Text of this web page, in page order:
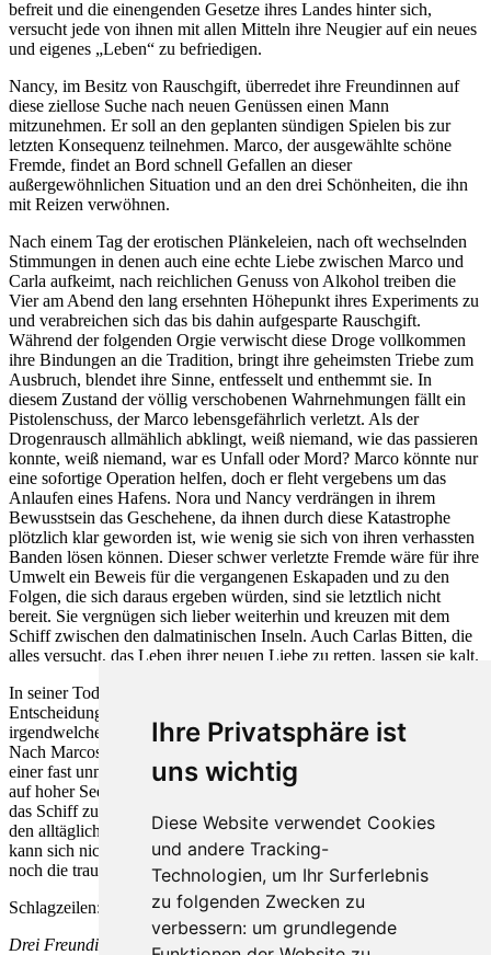
Ihre Privatsphäre ist
uns wichtig
Diese Website verwendet Cookies
und andere Tracking-
Technologien, um Ihr Surferlebnis
zu folgenden Zwecken zu
verbessern: um grundlegende
befreit und die einengenden Gesetze ihres Landes hinter sich,
versucht jede von ihnen mit allen Mitteln ihre Neugier auf ein neues
und eigenes „Leben“ zu befriedigen.
Nancy, im Besitz von Rauschgift, überredet ihre Freundinnen auf
diese ziellose Suche nach neuen Genüssen einen Mann
mitzunehmen. Er soll an den geplanten sündigen Spielen bis zur
letzten Konsequenz teilnehmen. Marco, der ausgewählte schöne
Fremde, findet an Bord schnell Gefallen an dieser
außergewöhnlichen Situation und an den drei Schönheiten, die ihn
mit Reizen verwöhnen.
Nach einem Tag der erotischen Plänkeleien, nach oft wechselnden
Stimmungen in denen auch eine echte Liebe zwischen Marco und
Carla aufkeimt, nach reichlichen Genuss von Alkohol treiben die
Vier am Abend den lang ersehnten Höhepunkt ihres Experiments zu
und verabreichen sich das bis dahin aufgesparte Rauschgift.
Während der folgenden Orgie verwischt diese Droge vollkommen
ihre Bindungen an die Tradition, bringt ihre geheimsten Triebe zum
Ausbruch, blendet ihre Sinne, entfesselt und enthemmt sie. In
diesem Zustand der völlig verschobenen Wahrnehmungen fällt ein
Pistolenschuss, der Marco lebensgefährlich verletzt. Als der
Drogenrausch allmählich abklingt, weiß niemand, wie das passieren
konnte, weiß niemand, war es Unfall oder Mord? Marco könnte nur
eine sofortige Operation helfen, doch er fleht vergebens um das
Anlaufen eines Hafens. Nora und Nancy verdrängen in ihrem
Bewusstsein das Geschehene, da ihnen durch diese Katastrophe
plötzlich klar geworden ist, wie wenig sie sich von ihren verhassten
Banden lösen können. Dieser schwer verletzte Fremde wäre für ihre
Umwelt ein Beweis für die vergangenen Eskapaden und zu den
Folgen, die sich daraus ergeben würden, sind sie letztlich nicht
bereit. Sie vergnügen sich lieber weiterhin und kreuzen mit dem
Schiff zwischen den dalmatinischen Inseln. Auch Carlas Bitten, die
alles versucht, das Leben ihrer neuen Liebe zu retten, lassen sie kalt.
In seiner Todesangst begreift Marco allmählich die schreckliche
Entscheidung der Mädchen, die ihn lieber sterben sehen, als sich
irgendwelchen gesellschaftlichen Komplikationen auszusetzen.
Nach Marcos qualvollen Tod versenken die beiden Todesengel mit
einer fast unmenschlichen Kälte und Gewissenlosigkeit die Leiche
auf hoher See, um dann heiter und gelassen in ihrem Heimathafen
das Schiff zu verlassen und sich wieder äußerlich unbeschadet in
den alltäglichen Reigen der Gesellschaft einzuordnen. Nur Carla
kann sich nicht von dem Meer trennen, aus dessen Wellen sie immer
noch die traurigen Augen Marcos anzustarren scheinen...
Schlagzeilen:
Drei Freundinnen und ein Mann auf der Kreuzfahrt der Sünde – der